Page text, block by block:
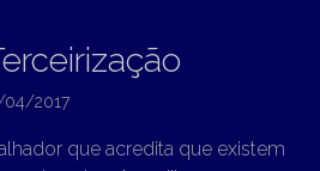
04/2017
que acredita que existem